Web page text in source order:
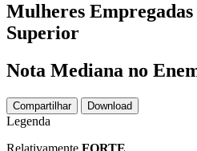
Mulheres
Superior
Nota Mediana no
Compartilhar Download
Legenda
Relativamente FORTE